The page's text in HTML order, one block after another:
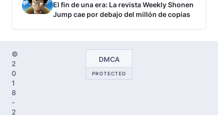
El fin de una era: La revista Weekly Shonen
Jump cae por debajo del millón de copias
©
2
0
1
8
-
2
DMCA
PROTECTED